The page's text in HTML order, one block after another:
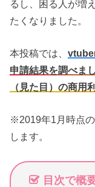
るし、困る人が増
たくなりました。
本投稿では、
申請結果を調べま
（見た目）の商用
※2019年1月時点
します。
目次で概